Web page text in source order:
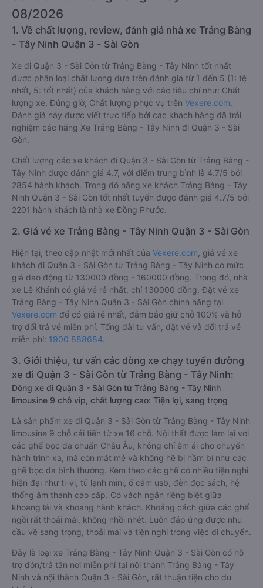
Giới thiệu tuyến đường xe đi Quận 3 -
Sài Gòn từ Trảng Bàng - Tây Ninh
1. Về chất lượng, review, đánh giá nhà xe Trảng Bàng
- Tây Ninh Quận 3 - Sài Gòn
Xe đi Quận 3 - Sài Gòn từ Trảng Bàng - Tây Ninh tốt nhất
được phân loại chất lượng dựa trên đánh giá từ 1 đến 5 (1: tệ
nhất, 5: tốt nhất) của khách hàng với các tiêu chí như: Chất
lượng xe, Đúng giờ, Chất lượng phục vụ trên
Đánh giá này được viết trực tiếp bởi các khách hàng đã trải
nghiệm các hãng Xe Trảng Bàng - Tây Ninh đi Quận 3 - Sài
Gòn.
Chất lượng các xe khách đi Quận 3 - Sài Gòn từ Trảng Bàng -
Tây Ninh được đánh giá 4.7, với điểm trung bình là 4.7/5 bởi
2854 hành khách. Trong đó hãng xe khách Trảng Bàng - Tây
Ninh Quận 3 - Sài Gòn tốt nhất tuyến được đánh giá 4.7/5 bởi
2201 hành khách là nhà xe Đồng Phước.
2. Giá vé xe Trảng Bàng - Tây Ninh Quận 3 - Sài Gòn
Hiện tại, theo cập nhật mới nhất củaVexere.com, giá vé xe
khách đi Quận 3 - Sài Gòn từ Trảng Bàng - Tây Ninh có mức
giá dao động từ 130000 đồng - 160000 đồng. Trong đó, nhà
xe Lê Khánh có giá vé rẻ nhất, chỉ 130000 đồng. Đặt vé xe
Trảng Bàng - Tây Ninh Quận 3 - Sài Gòn chính hãng tại
Vexere.comđể có giá rẻ nhất, đảm bảo giữ chỗ 100% và hỗ
trợ đổi trả vé miễn phí. Tổng đài tư vấn, đặt vé và đổi trả vé
miễn phí:1900 888684 .
3. Giới thiệu, tư vấn các dòng xe chạy tuyến đường
xe đi Quận 3 - Sài Gòn từ Trảng Bàng - Tây Ninh:
Dòng xe đi Quận 3 - Sài Gòn từ Trảng Bàng - Tây Ninh
limousine 9 chỗ vip, chất lượng cao: Tiện lợi, sang trọng
Là sản phẩm xe đi Quận 3 - Sài Gòn từ Trảng Bàng - Tây Ninh
limousine 9 chỗ cải tiến từ xe 16 chỗ. Nội thất được làm lại với
các ghế bọc da chuẩn Châu Âu, không chỉ êm ái cho chuyến
hành trình xa, mà còn mát mẻ và không hề bị hầm bí như các
ghế bọc da bình thường. Kèm theo các ghế có nhiều tiện nghi
hiện đại như ti-vi, tủ lạnh mini, ổ cắm usb, đèn đọc sách, hệ
thống âm thanh cao cấp. Có vách ngăn riêng biệt giữa
khoang lái và khoang hành khách. Khoảng cách giữa các ghế
ngồi rất thoải mái, không nhồi nhét. Luôn đáp ứng được nhu
cầu về sang trọng, thoải mái và tiện nghi trong việc di chuyển.